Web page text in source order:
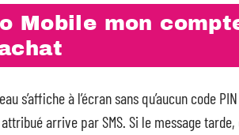
Mobile mon
s’affiche à l’écran sans qu’aucun code
arrive par SMS. Si le message